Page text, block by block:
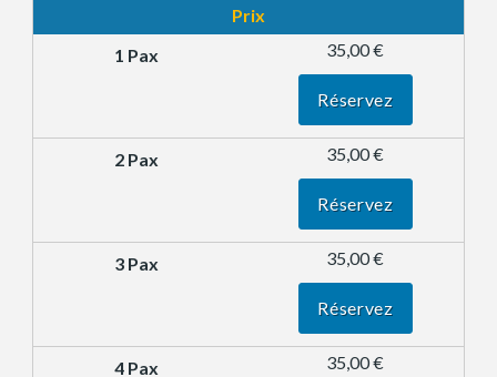
Prix
35,00 €
Réservez
35,00 €
Réservez
35,00 €
Réservez
35,00 €